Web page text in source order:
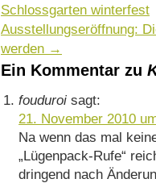
Schlossgarten winterfest
Ausstellungseröffnung:
werden →
Ein Kommentar zu
fouduroi sagt:
21. November 2010
Na wenn das mal
„Lügenpack-Rufe“
dringend nach